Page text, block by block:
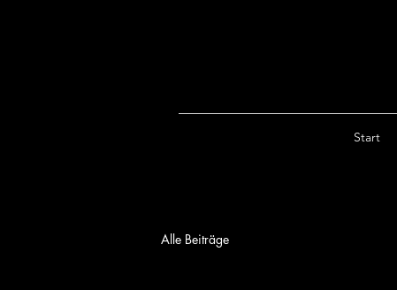
Start
Alle Beiträge